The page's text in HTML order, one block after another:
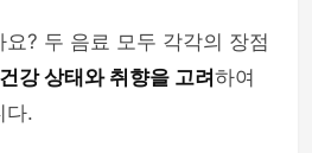
? 두 음료 모두 각각의 장점
건강 상태와 취향을 고려하여
다.